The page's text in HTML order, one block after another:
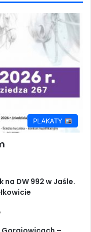
PLAKATY
na DW 992 w Jaśle.